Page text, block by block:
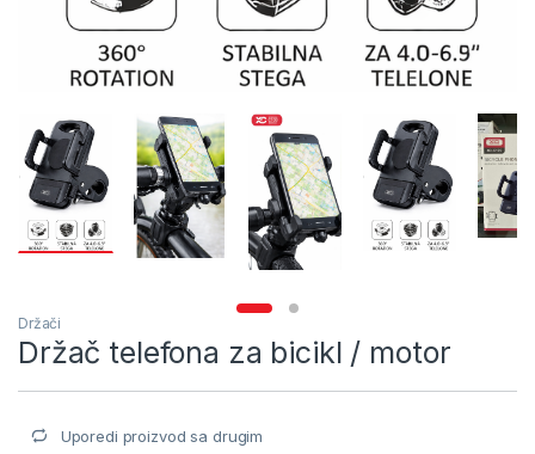
Držači
Držač telefona za bicikl / motor
Uporedi proizvod sa drugim